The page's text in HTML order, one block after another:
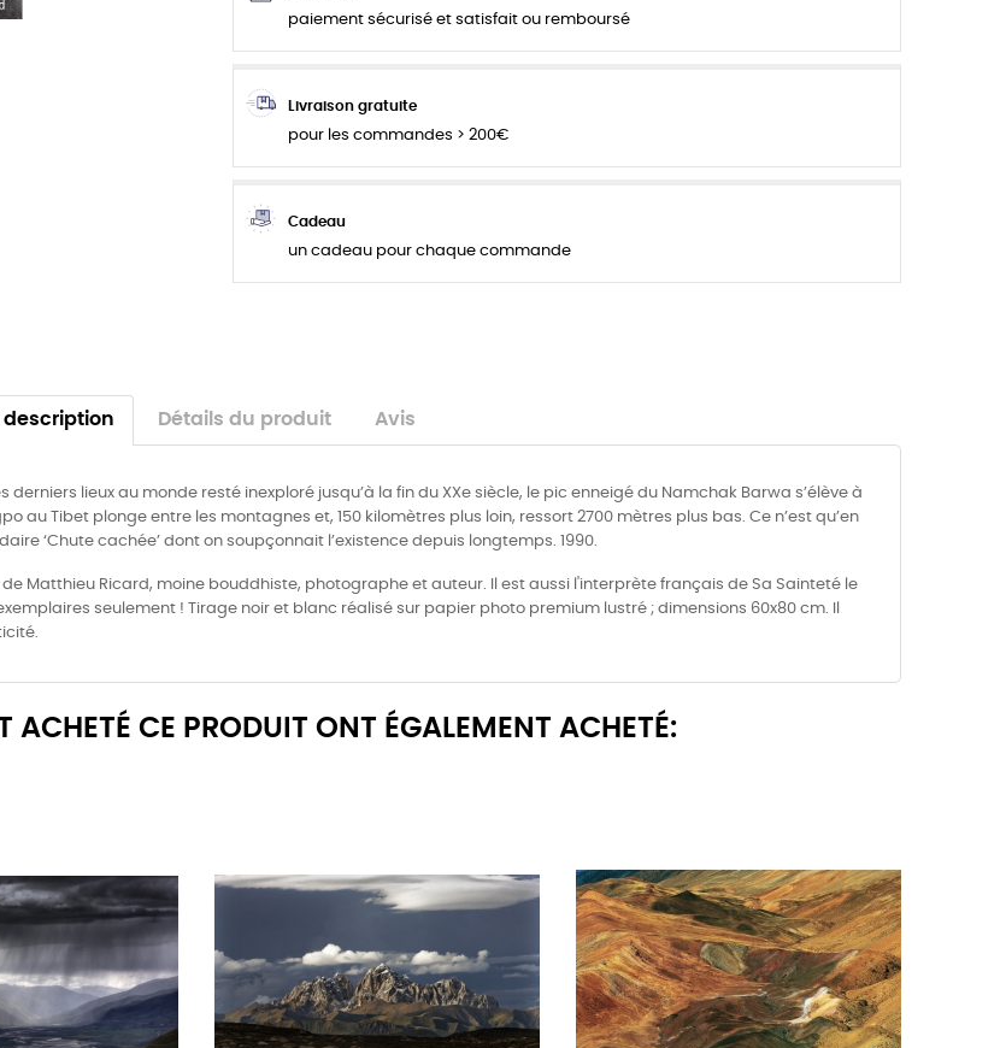
paiement sécurisé et satisfait ou remboursé
Livraison gratuite
pour les commandes > 200€
Cadeau
un cadeau pour chaque commande
description Détails du produit Avis
lieux au monde resté inexploré jusqu’à la fin du XXe siècle, le pic enneigé du Namchak Barwa s’élève à
au Tibet plonge entre les montagnes et, 150 kilomètres plus loin, ressort 2700 mètres plus bas. Ce n’est qu’en
‘Chute cachée’ dont on soupçonnait l’existence depuis longtemps. 1990.
Matthieu Ricard, moine bouddhiste, photographe et auteur. Il est aussi l'interprète français de Sa Sainteté le
seulement ! Tirage noir et blanc réalisé sur papier photo premium lustré ; dimensions 60x80 cm. Il
ACHETÉ CE PRODUIT ONT ÉGALEMENT ACHETÉ: